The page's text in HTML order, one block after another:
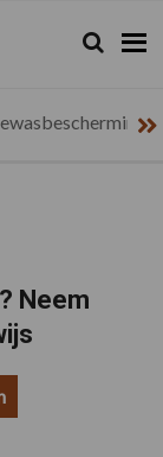
Zoeken...
Zoek
Neem